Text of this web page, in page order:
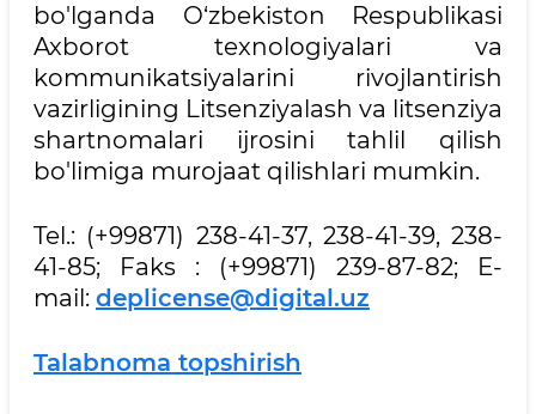
bo'lganda O‘zbekiston Respublikasi
Axborot texnologiyalari va
kommunikatsiyalarini rivojlantirish
vazirligining Litsenziyalash va litsenziya
shartnomalari ijrosini tahlil qilish
bo'limiga murojaat qilishlari mumkin.
Tel.: (+99871) 238-41-37, 238-41-39, 238-
41-85; Faks : (+99871) 239-87-82; E-
mail: deplicense@digital.uz
Talabnoma topshirish